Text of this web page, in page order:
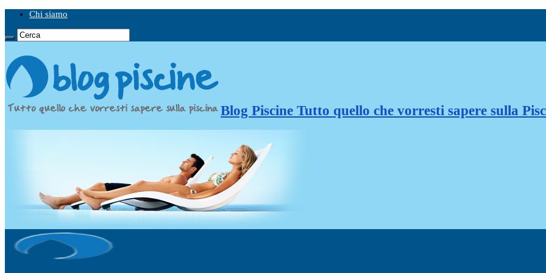
Chi siamo
Blog Piscine Tutto quello che vorresti sapere sulla